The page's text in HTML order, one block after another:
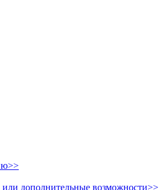
дополнительные возможности>>